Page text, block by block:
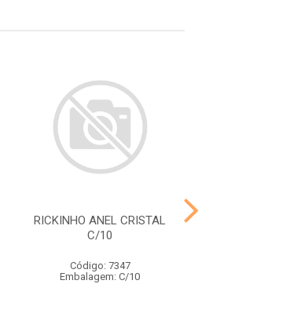
RICKINHO ANEL CRISTAL
C/10
Código: 7347
Embalagem: C/10